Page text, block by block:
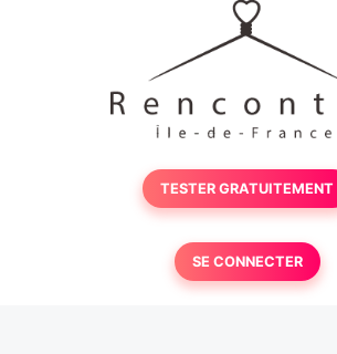
TESTER GRATUITEMENT
SE CONNECTER